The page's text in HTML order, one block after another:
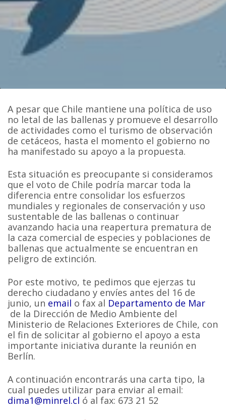
A pesar que Chile mantiene una política de uso
no letal de las ballenas y promueve el desarrollo
de actividades como el turismo de observación
de cetáceos, hasta el momento el gobierno no
ha manifestado su apoyo a la propuesta.
Esta situación es preocupante si consideramos
que el voto de Chile podría marcar toda la
diferencia entre consolidar los esfuerzos
mundiales y regionales de conservación y uso
sustentable de las ballenas o continuar
avanzando hacia una reapertura prematura de
la caza comercial de especies y poblaciones de
ballenas que actualmente se encuentran en
peligro de extinción.
Por este motivo, te pedimos que ejerzas tu
derecho ciudadano y envíes antes del 16 de
junio, un email o fax al Departamento de Mar
de la Dirección de Medio Ambiente del
Ministerio de Relaciones Exteriores de Chile, con
el fin de solicitar al gobierno el apoyo a esta
importante iniciativa durante la reunión en
Berlín.
A continuación encontrarás una carta tipo, la
cual puedes utilizar para enviar al email:
dima1@minrel.cl ó al fax: 673 21 52